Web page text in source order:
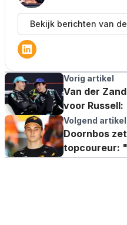
Bekijk berichten van
Vorig artikel
Van der
voor
Mercedes"
Volgend artikel
Doornbos
topcoureur:
gericht op